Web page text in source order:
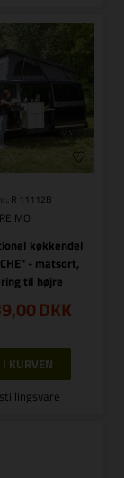
R 11112B
REIMO
køkkendel
- matsort,
til højre
DKK